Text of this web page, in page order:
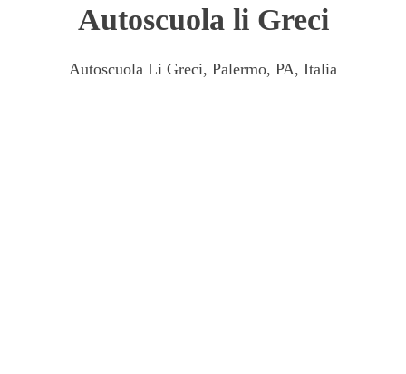
Autoscuola li Greci
Autoscuola Li Greci, Palermo, PA, Italia